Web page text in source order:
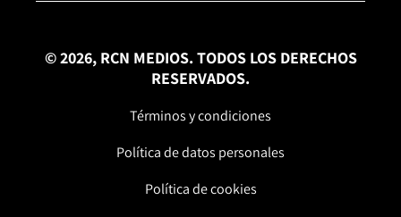
© 2026, RCN MEDIOS. TODOS LOS DERECHOS
RESERVADOS.
Términos y condiciones
Política de datos personales
Política de cookies